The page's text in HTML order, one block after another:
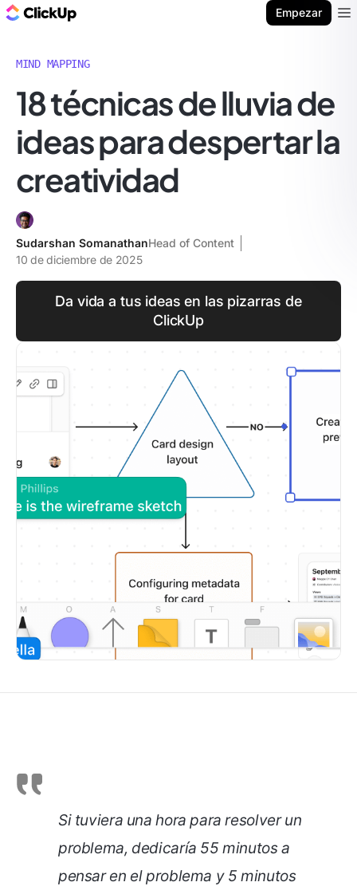
Empezar
MIND MAPPING
18 técnicas de lluvia de
ideas para despertar la
creatividad
Sudarshan SomanathanHead of Content
10 de diciembre de 2025
Da vida a tus ideas en las pizarras de
ClickUp
Si tuviera una hora para resolver un
problema, dedicaría 55 minutos a
pensar en el problema y 5 minutos